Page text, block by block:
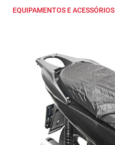
EQUIPAMENTOS E ACESSÓRIOS